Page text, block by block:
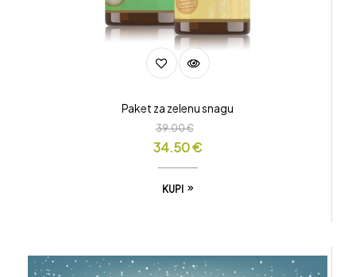
Paket za zelenu snagu
39.00€
34.50€
KUPI